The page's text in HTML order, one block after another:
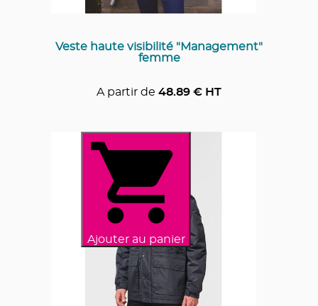
Veste haute visibilité "Management"
femme
A partir de 48.89 € HT
Ajouter au panier